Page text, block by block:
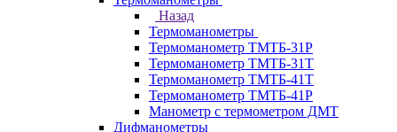
Назад
Термоманометры
Термоманометр ТМТБ-31Р
Термоманометр ТМТБ-31Т
Термоманометр ТМТБ-41Т
Термоманометр ТМТБ-41Р
Манометр с термометром ДМТ
Дифманометры